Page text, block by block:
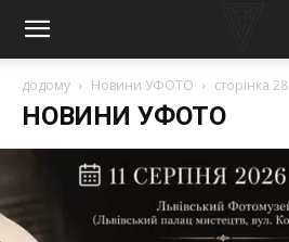
додому Новини УФОТО сторінка 28
НОВИНИ УФОТО